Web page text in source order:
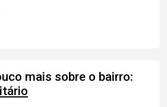
mais sobre o bairro: